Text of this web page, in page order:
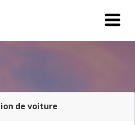
de voiture